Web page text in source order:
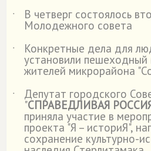
˙ В четверг состоялось
Молодежного совета
˙
Конкретные дела для
установили пешеходный
жителей микрорайона
˙
Депутат городского
"СПРАВЕДЛИВАЯ
приняла участие в
проекта "Я – историЯ",
сохранение культурно-